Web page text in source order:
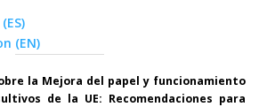
(EN)
la Mejora del papel y funcionamiento
de la UE: Recomendaciones para